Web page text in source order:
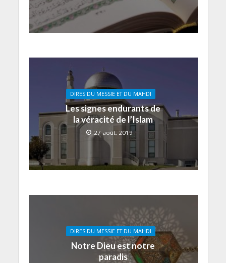
DIRES DU MESSIE ET DU MAHDI
Les signes endurants de
la véracité de l’Islam
27 août, 2019
DIRES DU MESSIE ET DU MAHDI
Notre Dieu est notre
paradis